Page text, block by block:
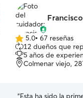
5.0
de
5
estrellas
5.0• 67 reseñas
12 dueños que
5 años de
Colmenar viejo,
“Esta ha sido la